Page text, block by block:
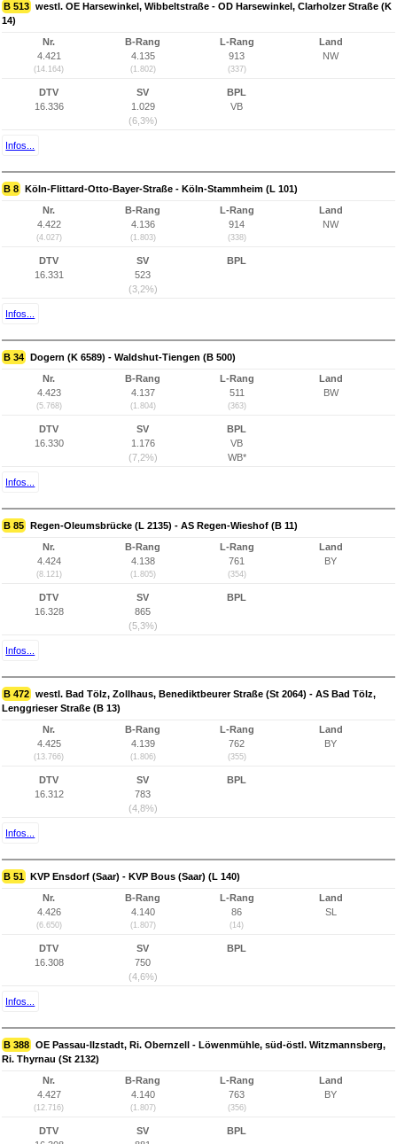
B 513 westl. OE Harsewinkel, Wibbeltstraße - OD Harsewinkel, Clarholzer Straße (K
14)
Nr.
4.421
(14.164)
B-Rang
4.135
(1.802)
L-Rang
913
(337)
Land
NW
DTV
16.336
SV
1.029
(6,3%)
BPL
VB
Infos...
B 8 Köln-Flittard-Otto-Bayer-Straße - Köln-Stammheim (L 101)
Nr.
4.422
(4.027)
B-Rang
4.136
(1.803)
L-Rang
914
(338)
Land
NW
DTV
16.331
SV
523
(3,2%)
BPL
Infos...
B 34 Dogern (K 6589) - Waldshut-Tiengen (B 500)
Nr.
4.423
(5.768)
B-Rang
4.137
(1.804)
L-Rang
511
(363)
Land
BW
DTV
16.330
SV
1.176
(7,2%)
BPL
VB
WB*
Infos...
B 85 Regen-Oleumsbrücke (L 2135) - AS Regen-Wieshof (B 11)
Nr.
4.424
(8.121)
B-Rang
4.138
(1.805)
L-Rang
761
(354)
Land
BY
DTV
16.328
SV
865
(5,3%)
BPL
Infos...
B 472 westl. Bad Tölz, Zollhaus, Benediktbeurer Straße (St 2064) - AS Bad Tölz,
Lenggrieser Straße (B 13)
Nr.
4.425
(13.766)
B-Rang
4.139
(1.806)
L-Rang
762
(355)
Land
BY
DTV
16.312
SV
783
(4,8%)
BPL
Infos...
B 51 KVP Ensdorf (Saar) - KVP Bous (Saar) (L 140)
Nr.
4.426
(6.650)
B-Rang
4.140
(1.807)
L-Rang
86
(14)
Land
SL
DTV
16.308
SV
750
(4,6%)
BPL
Infos...
B 388 OE Passau-Ilzstadt, Ri. Obernzell - Löwenmühle, süd-östl. Witzmannsberg,
Ri. Thyrnau (St 2132)
Nr.
4.427
(12.716)
B-Rang
4.140
(1.807)
L-Rang
763
(356)
Land
BY
DTV
SV
BPL